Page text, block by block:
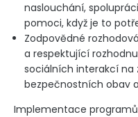
naslouchání,
pomoci, když je to
Zodpovědné
a respektující
sociálních interakcí na
bezpečnostních obav
Implementace